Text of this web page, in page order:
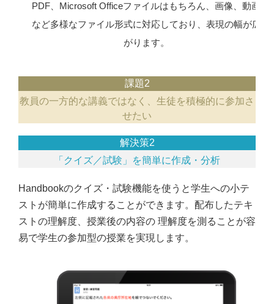
PDF、Microsoft Officeファイルはもちろん、画像、動画
など多様なファイル形式に対応しており、表現の幅が広
がります。
課題2
教員の一方的な講義ではなく、生徒を積極的に参加さ
せたい
解決策2
「クイズ／試験」を簡単に作成・分析
Handbookのクイズ・試験機能を使うと学生への小テ
ストが簡単に作成することができます。配布したテキ
ストの理解度、授業後の内容の 理解度を測ることが容
易で学生の参加型の授業を実現します。